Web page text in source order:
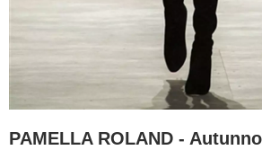
PAMELLA ROLAND -